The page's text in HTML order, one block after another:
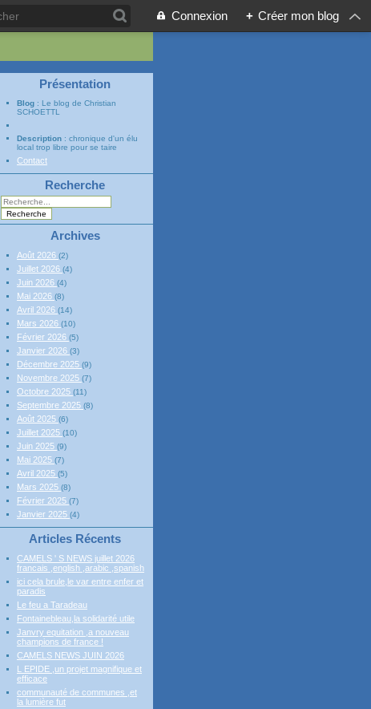
Connexion + Créer mon blog
Présentation
Blog : Le blog de Christian
SCHOETTL
Description : chronique d'un élu
local trop libre pour se taire
Contact
Recherche
Archives
Août 2026 (2)
Juillet 2026 (4)
Juin 2026 (4)
Mai 2026 (8)
Avril 2026 (14)
Mars 2026 (10)
Février 2026 (5)
Janvier 2026 (3)
Décembre 2025 (9)
Novembre 2025 (7)
Octobre 2025 (11)
Septembre 2025 (8)
Août 2025 (6)
Juillet 2025 (10)
Juin 2025 (9)
Mai 2025 (7)
Avril 2025 (5)
Mars 2025 (8)
Février 2025 (7)
Janvier 2025 (4)
Articles Récents
CAMELS ' S NEWS juillet 2026
francais ,english ,arabic ,spanish
ici cela brule,le var entre enfer et
paradis
Le feu a Taradeau
Fontainebleau,la solidarité utile
Janvry equitation ,a nouveau
champions de france !
CAMELS NEWS JUIN 2026
L EPIDE ,un projet magnifique et
efficace
communauté de communes ,et
la lumière fut